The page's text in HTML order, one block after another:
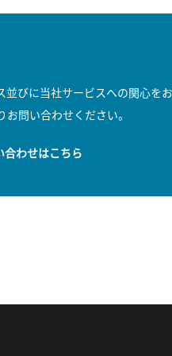
びに当社サービスへの関心を
問い合わせください。
合わせはこちら